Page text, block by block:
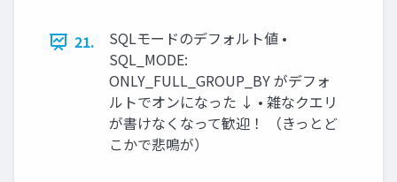
21.
SQLモードのデフォルト値 •
SQL_MODE:
ONLY_FULL_GROUP_BY がデフォ
ルトでオンになった ↓ • 雑なクエリ
が書けなくなって歓迎！ （きっとど
こかで悲鳴が）